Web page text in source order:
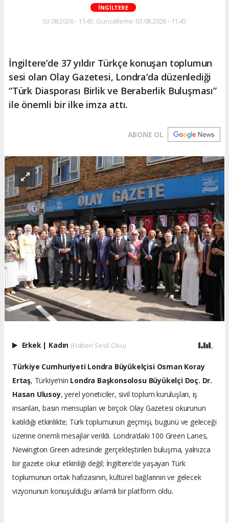
İNGİLTERE
03.08.2026 - 11:45, Güncelleme: 03.08.2026 - 11:45
İngiltere’de 37 yıldır Türkçe konuşan toplumun
sesi olan Olay Gazetesi, Londra’da düzenlediği
“Türk Diasporası Birlik ve Beraberlik Buluşması”
ile önemli bir ilke imza attı.
ABONE OL
Erkek | Kadın (Haberi Sesli Oku)
Türkiye Cumhuriyeti Londra Büyükelçisi Osman Koray
Ertaş, Türkiye’nin Londra Başkonsolosu Büyükelçi Doç. Dr.
Hasan Ulusoy, yerel yöneticiler, sivil toplum kuruluşları, iş
insanları, basın mensupları ve birçok Olay Gazetesi okurunun
katıldığı etkinlikte; Türk toplumunun geçmişi, bugünü ve geleceği
üzerine önemli mesajlar verildi. Londra’daki 100 Green Lanes,
Newington Green adresinde gerçekleştirilen buluşma, yalnızca
bir gazete okur etkinliği değil; İngiltere’de yaşayan Türk
toplumunun ortak hafızasının, kültürel bağlarının ve gelecek
vizyonunun konuşulduğu anlamlı bir platform oldu.